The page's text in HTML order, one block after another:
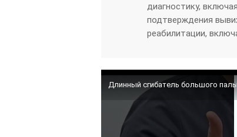
диагностику,
подтверждения
реабилитации,
Длинный сгибатель большого